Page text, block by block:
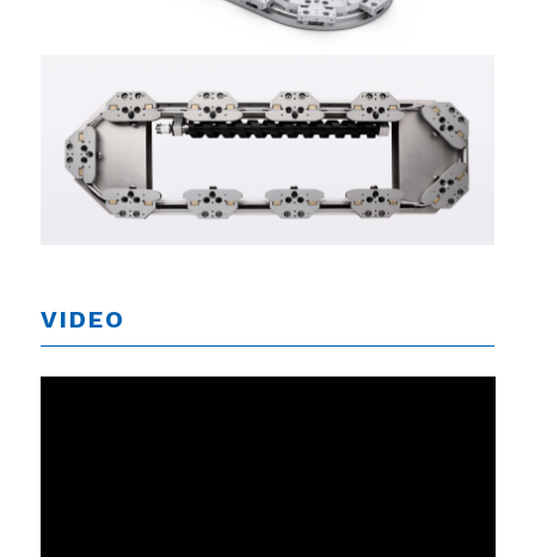
VIDEO